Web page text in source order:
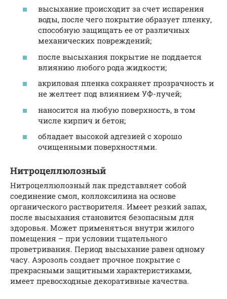
высыхание происходит за счет испарения
воды, после чего покрытие образует пленку,
способную защищать ее от различных
механических повреждений;
после высыхания покрытие не поддается
влиянию любого рода жидкости;
акриловая пленка сохраняет прозрачность и
не желтеет под влиянием УФ-лучей;
наносится на любую поверхность, в том
числе кирпич и бетон;
обладает высокой адгезией с хорошо
очищенными поверхностями.
Нитроцеллюлозный
Нитроцеллюлозный лак представляет собой
соединение смол, коллоксилина на основе
органического растворителя. Имеет резкий запах,
после высыхания становится безопасным для
здоровья. Может применяться внутри жилого
помещения – при условии тщательного
проветривания. Период высыхание равен одному
часу. Аэрозоль создает прочное покрытие с
прекрасными защитными характеристиками,
имеет превосходные декоративные качества.